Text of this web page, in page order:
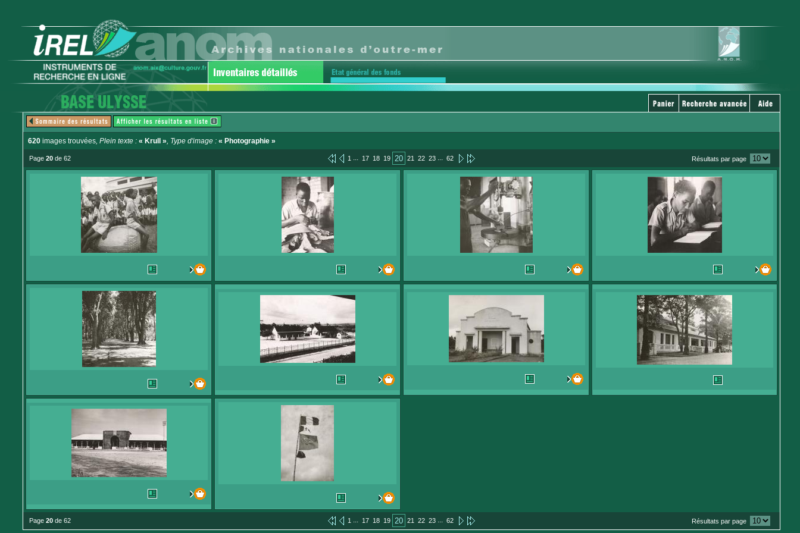
620 images trouvées, Plein texte : « Krull », Type d'image : « Photographie »
Page 20 de 62 1 ... 17 18 19 20 21 22 23 ... 62 Résultats par page
Page 20 de 62 1 ... 17 18 19 20 21 22 23 ... 62 Résultats par page